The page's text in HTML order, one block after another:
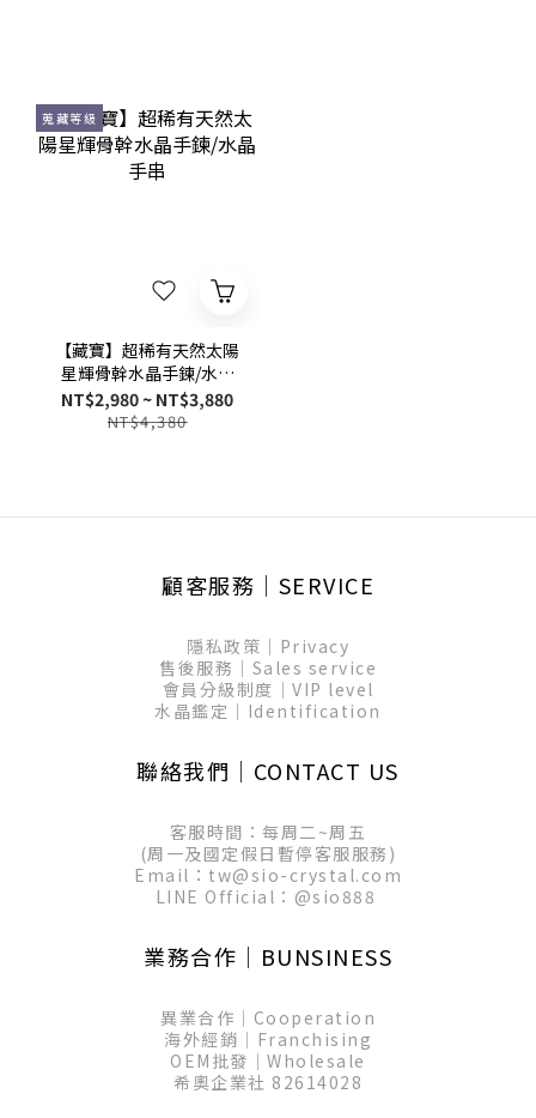
蒐藏等級
【藏寶】超稀有天然太陽
星輝骨幹水晶手鍊/水晶
手串
NT$2,980 ~ NT$3,880
NT$4,380
顧客服務│SERVICE
隱私政策│Privacy
售後服務│Sales service
會員分級制度│VIP level
水晶鑑定│Identification
聯絡我們│CONTACT US
客服時間：每周二~周五
(周一及國定假日暫停客服服務)
Email：tw@sio-crystal.com
LINE Official： @sio888
業務合作│BUNSINESS
異業合作│Cooperation
海外經銷│Franchising
OEM批發│Wholesale
希奧企業社 82614028